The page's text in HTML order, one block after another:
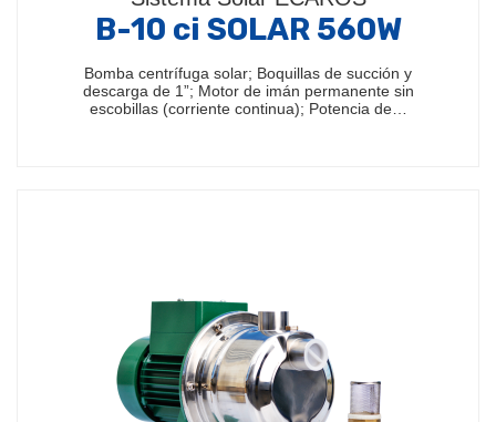
B-10 ci SOLAR 560W
Bomba centrífuga solar; Boquillas de succión y
descarga de 1”; Motor de imán permanente sin
escobillas (corriente continua); Potencia de…